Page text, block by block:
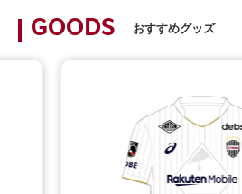
GOODS おすすめグッズ